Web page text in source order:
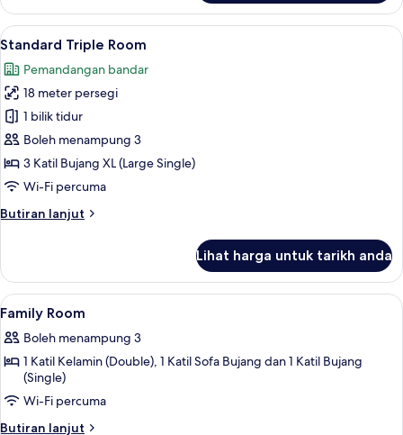
Double
Room,
1
Lihat
semua
foto
untuk
Standard
Triple
Room
Standard Triple Room |
2
Standard Triple Room
Pemandangan bandar
18 meter persegi
1 bilik tidur
Boleh menampung 3
3 Katil Bujang XL (Large Single)
Wi-Fi percuma
Butiran lanjut
Butiran
Triple
Room
Lihat harga untuk tarikh anda
Lihat
semua
foto
untuk
Family
Room
Peralatan tempat tidur premium,
5
Family Room
Boleh menampung 3
1 Katil Kelamin (Double), 1 Katil Sofa Bujang dan 1 Katil Bujang
(Single)
Wi-Fi percuma
Butiran lanjut
Butiran